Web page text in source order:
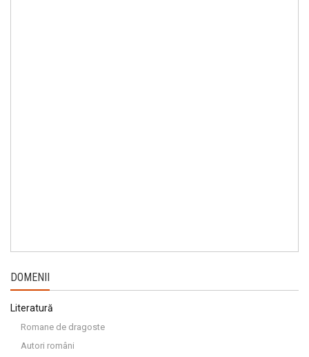
DOMENII
Literatură
Romane de dragoste
Autori români